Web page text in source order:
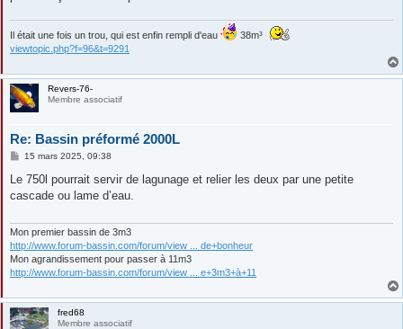
Il était une fois un trou, qui est enfin rempli d'eau
38m³
viewtopic.php?f=96&t=9291
Revers-76-
Membre associatif
Re: Bassin préformé 2000L
M
s
a
15 mars 2025, 09:38
Le 750l pourrait servir de lagunage et relier les deux par une petite
cascade ou lame d’eau.
Mon premier bassin de 3m3
http://www.forum-bassin.com/forum/view ... de+bonheur
Mon agrandissement pour passer à 11m3
http://www.forum-bassin.com/forum/view ... e+3m3+à+11
fred68
Membre associatif